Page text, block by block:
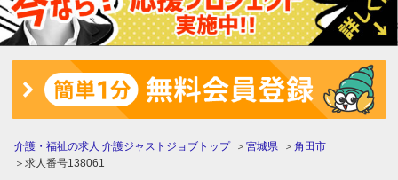
介護・福祉の求人 介護ジャストジョブトップ 宮城県
角田市
求人番号138061